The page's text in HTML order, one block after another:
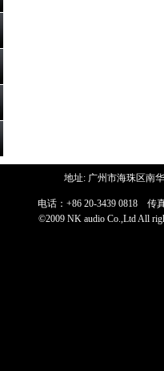
地址: 广州市海珠区南
电话：+86 20-3439 0818 传
©2009 NK audio Co.,Ltd All